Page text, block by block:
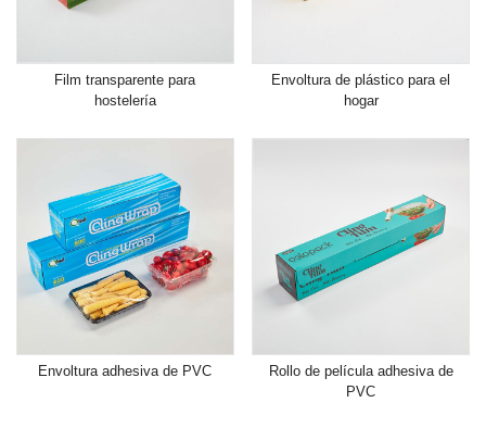
Film transparente para
hostelería
Envoltura de plástico para el
hogar
Envoltura adhesiva de PVC
Rollo de película adhesiva de
PVC